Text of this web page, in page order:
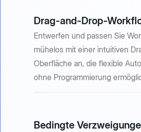
Drag-and-Drop-
Entwerfen und passen Sie
mühelos mit einer intuitiven
Oberfläche an, die flexible
ohne Programmierung
Bedingte